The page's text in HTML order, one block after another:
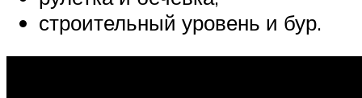
строительный уровень и бур.